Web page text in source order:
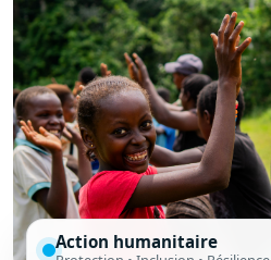
Action humanitaire